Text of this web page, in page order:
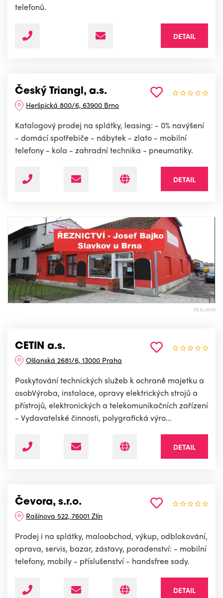
telefonů.
DETAIL
Český Triangl, a.s.
Heršpická 800/6, 63900 Brno
Katalogový prodej na splátky, leasing: - 0% navýšení
- domácí spotřebiče - nábytek - zlato - mobilní
telefony - kola - zahradní technika - pneumatiky.
DETAIL
REKLAMA
CETIN a.s.
Olšanská 2681/6, 13000 Praha
Poskytování technických služeb k ochraně majetku a
osobVýroba, instalace, opravy elektrických strojů a
přístrojů, elektronických a telekomunikačních zařízení
- Vydavatelské činnosti, polygrafická výro...
DETAIL
Čevora, s.r.o.
Rašínova 522, 76001 Zlín
Prodej i na splátky, maloobchod, výkup, odblokování,
oprava, servis, bazar, zástavy, poradenství: - mobilní
telefony, mobily - příslušenství - handsfree sady.
DETAIL